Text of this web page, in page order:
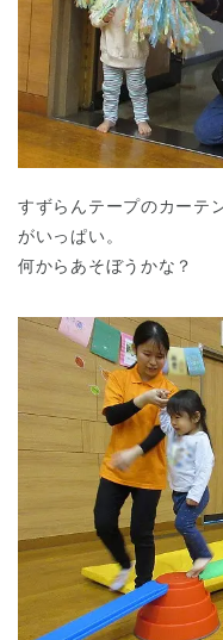
すずらんテープのカーテ
がいっぱい。
何からあそぼうかな？